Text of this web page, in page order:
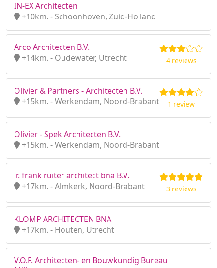
IN-EX Architecten
+10km. - Schoonhoven, Zuid-Holland
Arco Architecten B.V.
+14km. - Oudewater, Utrecht
4 reviews
Olivier & Partners - Architecten B.V.
+15km. - Werkendam, Noord-Brabant
1 review
Olivier - Spek Architecten B.V.
+15km. - Werkendam, Noord-Brabant
ir. frank ruiter architect bna B.V.
+17km. - Almkerk, Noord-Brabant
3 reviews
KLOMP ARCHITECTEN BNA
+17km. - Houten, Utrecht
V.O.F. Architecten- en Bouwkundig Bureau